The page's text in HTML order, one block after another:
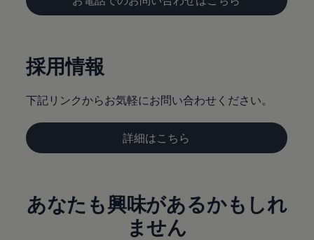
採用情報
下記リンクからお気軽にお問い合わせください。
詳細はこちら
あなたも興味があるかもしれ
ません